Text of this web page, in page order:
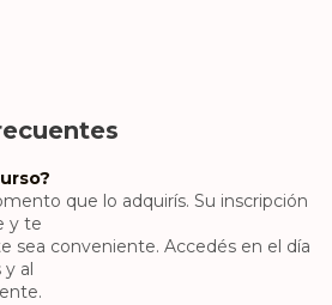
que lo adquirís. Su inscripción
y te
sea conveniente. Accedés en el día
al